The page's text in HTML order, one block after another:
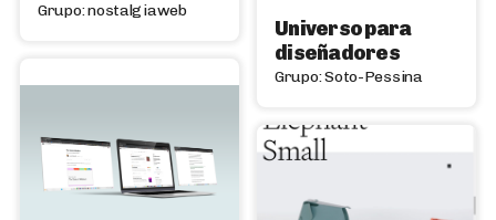
Grupo: nostalgiaweb
Universo para
diseñadores
Grupo: Soto-Pessina